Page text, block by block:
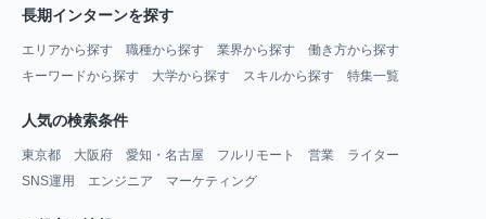
長期インターンを探す
エリアから探す 職種から探す 業界から探す
働き方から探す
キーワードから探す
大学から探す スキルから探す 特集一覧
人気の検索条件
東京都 大阪府 愛知・名古屋 フルリモート 営業
ライター
SNS運用
エンジニア マーケティング